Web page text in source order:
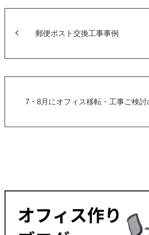
郵便ポスト交換工事事例
7・8月にオフィス移転・工事ご検討